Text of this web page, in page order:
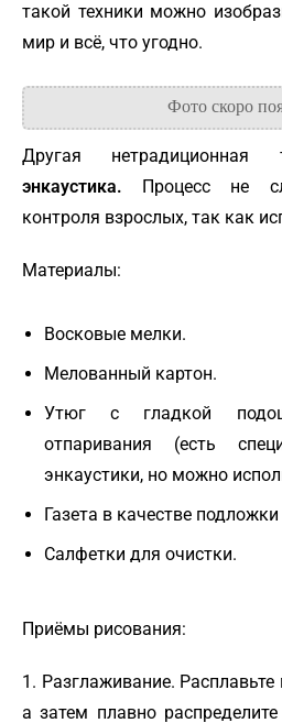
такой техники можно
мир и всё, что угодно.
Другая нетрадиционная
энкаустика. Процесс не
контроля взрослых, так как
Материалы:
Восковые мелки.
Мелованный картон.
Утюг с гладкой
отпаривания (есть
энкаустики, но можно
Газета в качестве
Салфетки для очистки.
Приёмы рисования:
1. Разглаживание.
а затем плавно